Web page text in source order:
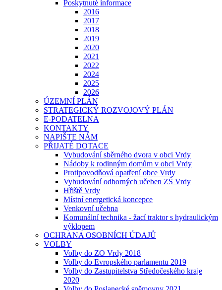
Poskytnuté informace
2016
2017
2018
2019
2020
2021
2022
2024
2025
2026
ÚZEMNÍ PLÁN
STRATEGICKÝ ROZVOJOVÝ PLÁN
E-PODATELNA
KONTAKTY
NAPIŠTE NÁM
PŘIJATÉ DOTACE
Vybudování sběrného dvora v obci Vrdy
Nádoby k rodinným domům v obci Vrdy
Protipovodňová opatření obce Vrdy
Vybudování odborných učeben ZŠ Vrdy
Hřiště Vrdy
Místní energetická koncepce
Venkovní učebna
Komunální technika - žací traktor s hydraulickým
výklopem
OCHRANA OSOBNÍCH ÚDAJŮ
VOLBY
Volby do ZO Vrdy 2018
Volby do Evropského parlamentu 2019
Volby do Zastupitelstva Středočeského kraje
2020